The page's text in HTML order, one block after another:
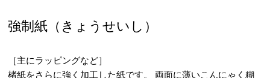
強制紙（きょうせいし）
［主にラッピングなど］
楮紙をさらに強く加工した紙です。 両面に薄いこんにゃく糊